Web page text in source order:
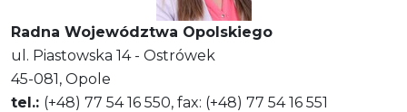
Radna Województwa Opolskiego
ul. Piastowska 14 - Ostrówek
45-081, Opole
tel.: (+48) 77 54 16 550, fax: (+48) 77 54 16 551